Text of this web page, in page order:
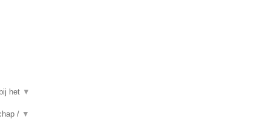
het ▼
/ ▼